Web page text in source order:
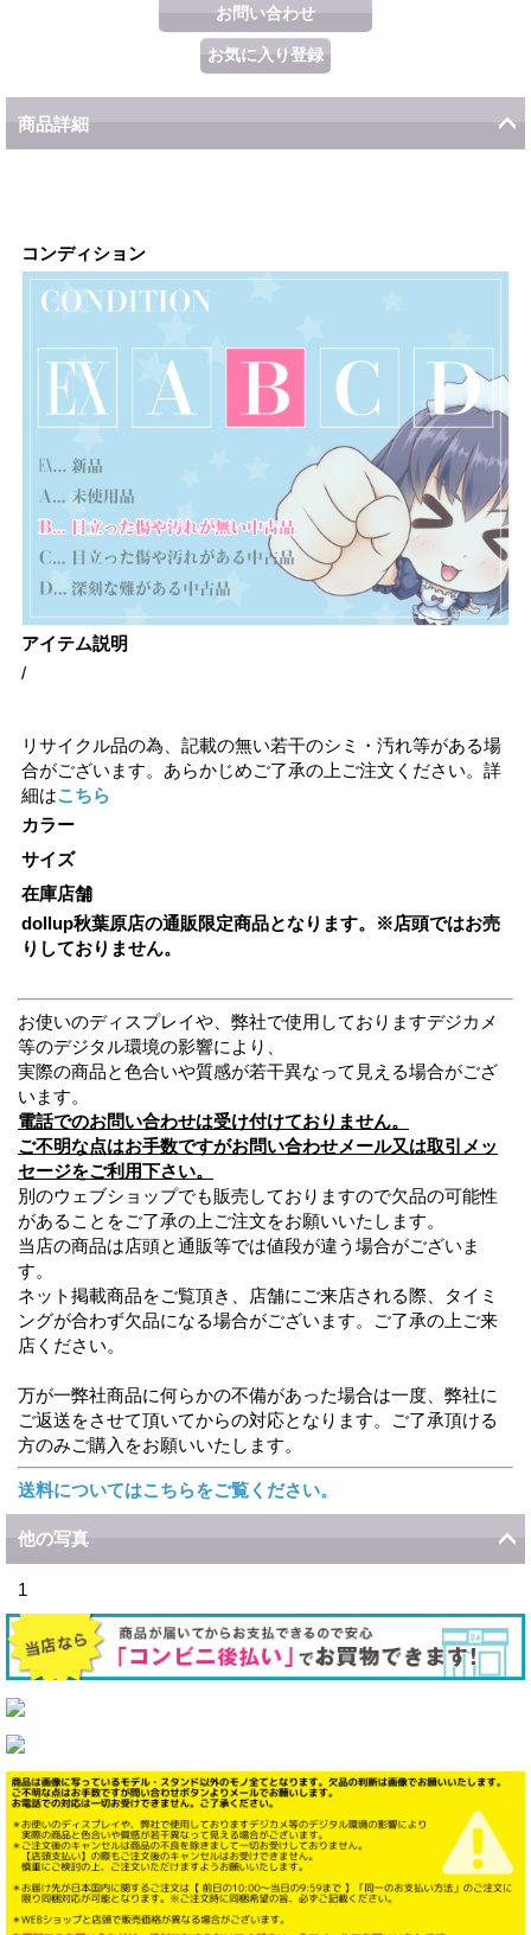
商品詳細
コンディション
アイテム説明
/
リサイクル品の為、記載の無い若干のシミ・汚れ等がある場
合がございます。あらかじめご了承の上ご注文ください。詳
細はこちら
カラー
サイズ
在庫店舗
dollup秋葉原店の通販限定商品となります。※店頭ではお売
りしておりません。
お使いのディスプレイや、弊社で使用しておりますデジカメ
等のデジタル環境の影響により、
実際の商品と色合いや質感が若干異なって見える場合がござ
います。
電話でのお問い合わせは受け付けておりません。
ご不明な点はお手数ですがお問い合わせメール又は取引メッ
セージをご利用下さい。
別のウェブショップでも販売しておりますので欠品の可能性
があることをご了承の上ご注文をお願いいたします。
当店の商品は店頭と通販等では値段が違う場合がございま
す。
ネット掲載商品をご覧頂き、店舗にご来店される際、タイミ
ングが合わず欠品になる場合がございます。ご了承の上ご来
店ください。
万が一弊社商品に何らかの不備があった場合は一度、弊社に
ご返送をさせて頂いてからの対応となります。ご了承頂ける
方のみご購入をお願いいたします。
送料についてはこちらをご覧ください。
他の写真
1